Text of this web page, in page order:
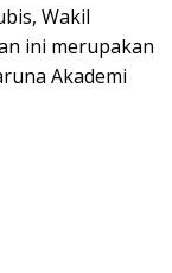
Wakil
ini merupakan
Akademi